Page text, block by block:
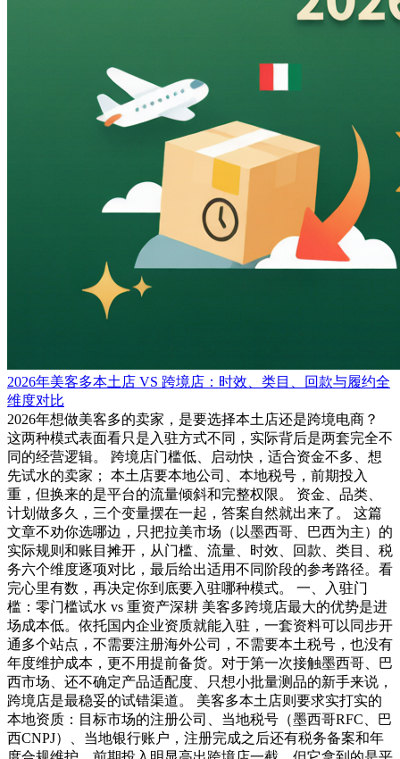
2026年美客多本土店 VS 跨境店：时效、类目、回款与履约全
维度对比
2026年想做美客多的卖家，是要选择本土店还是跨境电商？
这两种模式表面看只是入驻方式不同，实际背后是两套完全不
同的经营逻辑。 跨境店门槛低、启动快，适合资金不多、想
先试水的卖家； 本土店要本地公司、本地税号，前期投入
重，但换来的是平台的流量倾斜和完整权限。 资金、品类、
计划做多久，三个变量摆在一起，答案自然就出来了。 这篇
文章不劝你选哪边，只把拉美市场（以墨西哥、巴西为主）的
实际规则和账目摊开，从门槛、流量、时效、回款、类目、税
务六个维度逐项对比，最后给出适用不同阶段的参考路径。看
完心里有数，再决定你到底要入驻哪种模式。 一、入驻门
槛：零门槛试水 vs 重资产深耕 美客多跨境店最大的优势是进
场成本低。依托国内企业资质就能入驻，一套资料可以同步开
通多个站点，不需要注册海外公司，不需要本土税号，也没有
年度维护成本，更不用提前备货。对于第一次接触墨西哥、巴
西市场、还不确定产品适配度、只想小批量测品的新手来说，
跨境店是最稳妥的试错渠道。 美客多本土店则要求实打实的
本地资质：目标市场的注册公司、当地税号（墨西哥RFC、巴
西CNPJ）、当地银行账户，注册完成之后还有税务备案和年